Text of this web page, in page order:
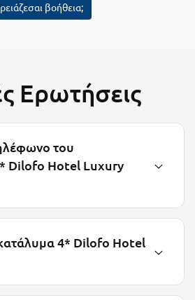
βοήθεια;
Ερωτήσεις
του
Dilofo Hotel Luxury
κατάλυμα 4* Dilofo Hotel